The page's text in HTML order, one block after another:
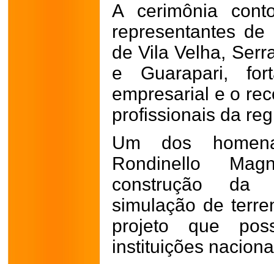
A cerimônia
representantes
de Vila Velha,
e Guarapari,
empresarial e o
profissionais da
Um dos
Rondinello
construção da
simulação de
projeto que
instituições